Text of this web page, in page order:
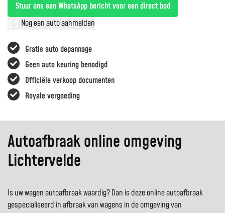
Gratis auto depannage
Geen auto keuring benodigd
Officiële verkoop documenten
Royale vergoeding
Stuur ons een WhatsApp bericht voor een direct bod
Nog een auto aanmelden
Autoafbraak online omgeving
Lichtervelde
Is uw wagen autoafbraak waardig? Dan is deze online autoafbraak
gespecialiseerd in afbraak van wagens in de omgeving van